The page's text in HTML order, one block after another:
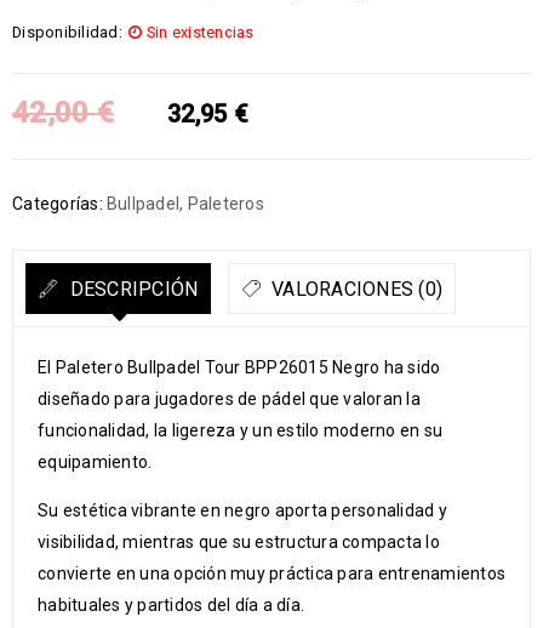
Disponibilidad: Sin existencias
42,00€ 32,95 €
Categorías: Bullpadel , Paleteros
DESCRIPCIÓN VALORACIONES (0)
El Paletero Bullpadel Tour BPP26015 Negro ha sido
diseñado para jugadores de pádel que valoran la
funcionalidad, la ligereza y un estilo moderno en su
equipamiento.
Su estética vibrante en negro aporta personalidad y
visibilidad, mientras que su estructura compacta lo
convierte en una opción muy práctica para entrenamientos
habituales y partidos del día a día.